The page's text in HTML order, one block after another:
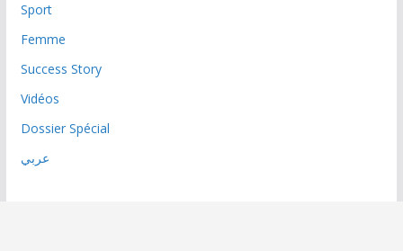
Sport
Femme
Success Story
Vidéos
Dossier Spécial
عربي